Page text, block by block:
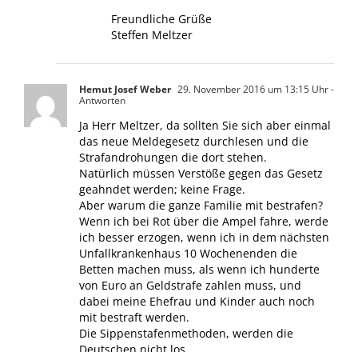
Freundliche Grüße
Steffen Meltzer
Hemut Josef Weber 29. November 2016 um 13:15 Uhr-
Antworten
Ja Herr Meltzer, da sollten Sie sich aber einmal
das neue Meldegesetz durchlesen und die
Strafandrohungen die dort stehen.
Natürlich müssen Verstöße gegen das Gesetz
geahndet werden; keine Frage.
Aber warum die ganze Familie mit bestrafen?
Wenn ich bei Rot über die Ampel fahre, werde
ich besser erzogen, wenn ich in dem nächsten
Unfallkrankenhaus 10 Wochenenden die
Betten machen muss, als wenn ich hunderte
von Euro an Geldstrafe zahlen muss, und
dabei meine Ehefrau und Kinder auch noch
mit bestraft werden.
Die Sippenstafenmethoden, werden die
Deutschen nicht los.